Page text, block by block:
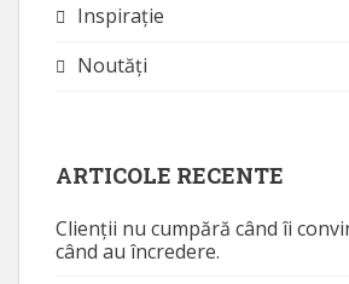
Inspirație
Noutăţi
ARTICOLE RECENTE
Clienții nu cumpără când îi
când au încredere.